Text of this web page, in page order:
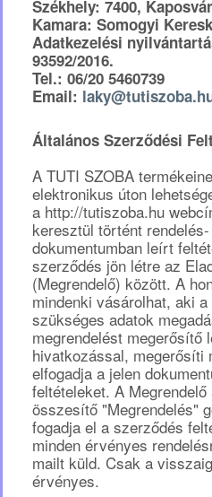
Székhely: 7400,
Kamara: Somogyi
Adatkezelési
93592/2016.
Tel.: 06/20 5460739
Email:
Általános Szerződési
A TUTI SZOBA
elektronikus úton
a http://tutiszoba.hu
keresztül történt
dokumentumban leírt
szerződés jön létre az
(Megrendelő) között. A
mindenki vásárolhat, aki
szükséges adatok
megrendelést megerősítő
hivatkozással, megerősíti
elfogadja a jelen
feltételeket. A
összesítő "Megrendelés"
fogadja el a szerződés
minden érvényes
mailt küld. Csak a
érvényes.